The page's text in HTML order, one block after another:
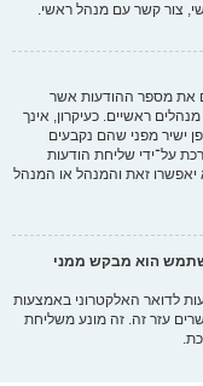
צור קשר עם מנהל ראשי.
את מספר ההודעות אשר
ראשיים. כעיקרון, אינך
ישיר מפני שהם נקבעים
על־ידי שליחת הודעות
יאפשרו זאת והמנהל או המנהל
הוא מבקש ממני
לדואר האלקטרוני באמצעות
עזר זה. זה מונע משליחת